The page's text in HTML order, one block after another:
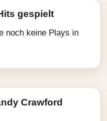
gespielt
noch keine Plays in
Crawford